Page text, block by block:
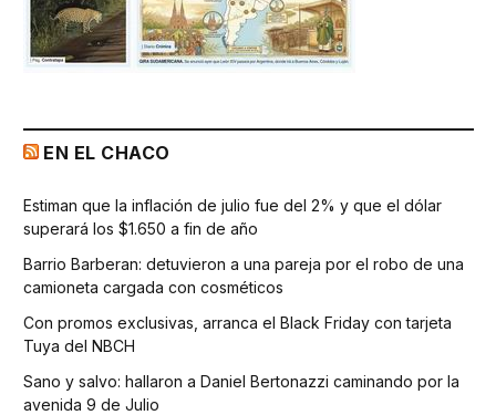
EN EL CHACO
Estiman que la inflación de julio fue del 2% y que el dólar
superará los $1.650 a fin de año
Barrio Barberan: detuvieron a una pareja por el robo de una
camioneta cargada con cosméticos
Con promos exclusivas, arranca el Black Friday con tarjeta
Tuya del NBCH
Sano y salvo: hallaron a Daniel Bertonazzi caminando por la
avenida 9 de Julio